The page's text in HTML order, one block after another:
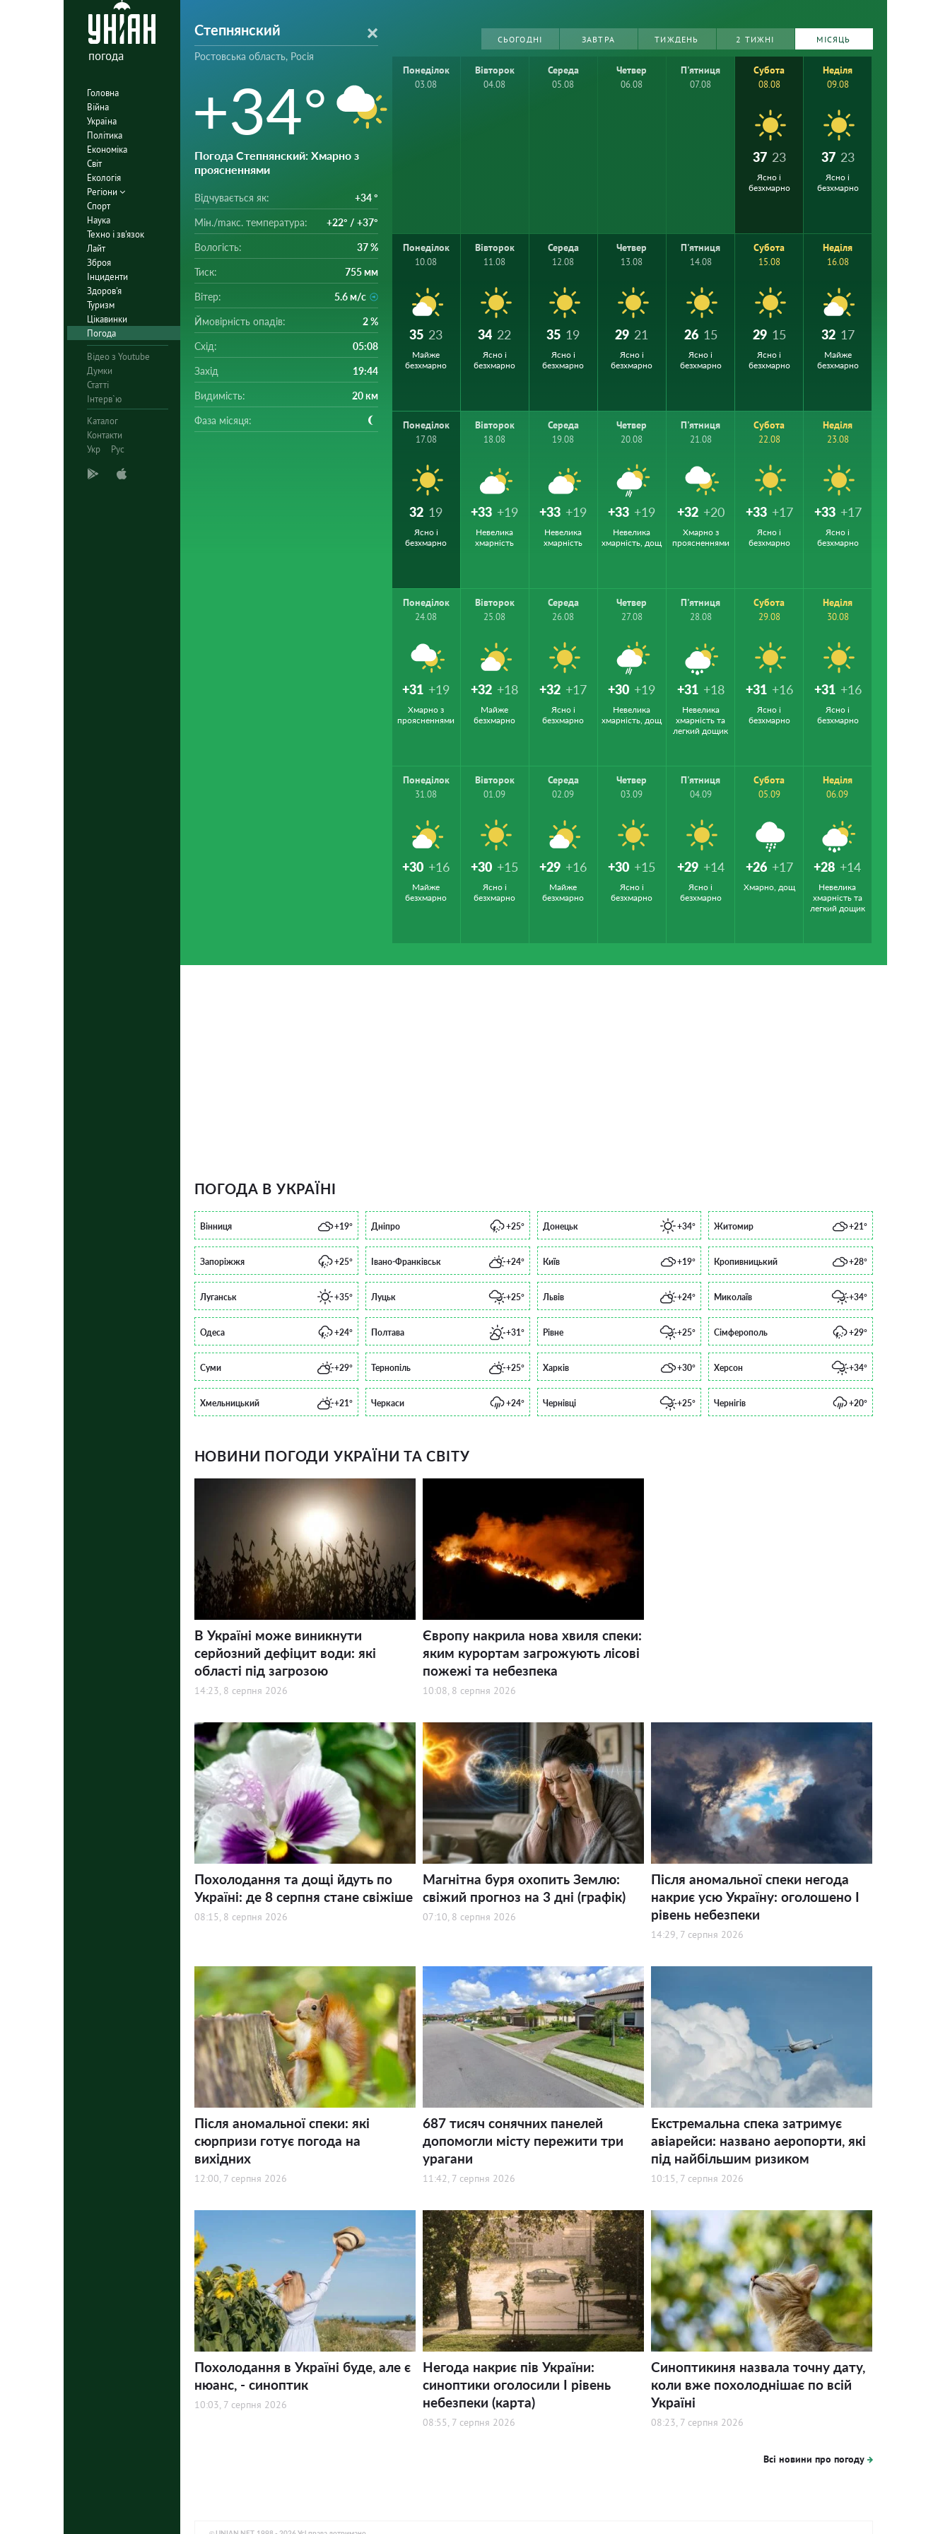
погода
Головна
Війна
Україна
Політика
Економіка
Світ
Екологія
Регіони
Спорт
Наука
Техно і зв'язок
Лайт
Зброя
Інциденти
Здоров'я
Туризм
Цікавинки
Погода
Відео з Youtube
Думки
Статті
Інтерв`ю
Каталог
Контакти
Укр
Рус
Степнянский
Ростовська область, Росія
+34°
Погода Степнянский: Хмарно з
проясненнями
Відчувається як: +34 °
Мін./mакс. температура: +22° / +37°
Вологість: 37 %
Тиск: 755 мм
Вітер: 5.6 м/с
Ймовірність опадів: 2 %
Схід: 05:08
Захід 19:44
Видимість: 20 км
Фаза місяця:
СЬОГОДНІ ЗАВТРА ТИЖДЕНЬ 2 ТИЖНІ МІСЯЦЬ
Понеділок
03.08
Вівторок
04.08
Середа
05.08
Четвер
06.08
П'ятниця
07.08
Субота
08.08
37 23
Ясно і
безхмарно
Неділя
09.08
37 23
Ясно і
безхмарно
Понеділок
10.08
35 23
Майже
безхмарно
Вівторок
11.08
34 22
Ясно і
безхмарно
Середа
12.08
35 19
Ясно і
безхмарно
Четвер
13.08
29 21
Ясно і
безхмарно
П'ятниця
14.08
26 15
Ясно і
безхмарно
Субота
15.08
29 15
Ясно і
безхмарно
Неділя
16.08
32 17
Майже
безхмарно
Понеділок
17.08
32 19
Ясно і
безхмарно
Вівторок
18.08
+33 +19
Невелика
хмарність
Середа
19.08
+33 +19
Невелика
хмарність
Четвер
20.08
+33 +19
Невелика
хмарність, дощ
П'ятниця
21.08
+32 +20
Хмарно з
проясненнями
Субота
22.08
+33 +17
Ясно і
безхмарно
Неділя
23.08
+33 +17
Ясно і
безхмарно
Понеділок
24.08
+31 +19
Хмарно з
проясненнями
Вівторок
25.08
+32 +18
Майже
безхмарно
Середа
26.08
+32 +17
Ясно і
безхмарно
Четвер
27.08
+30 +19
Невелика
хмарність, дощ
П'ятниця
28.08
+31 +18
Невелика
хмарність та
легкий дощик
Субота
29.08
+31 +16
Ясно і
безхмарно
Неділя
30.08
+31 +16
Ясно і
безхмарно
Понеділок
31.08
+30 +16
Майже
безхмарно
Вівторок
01.09
+30 +15
Ясно і
безхмарно
Середа
02.09
+29 +16
Майже
безхмарно
Четвер
03.09
+30 +15
Ясно і
безхмарно
П'ятниця
04.09
+29 +14
Ясно і
безхмарно
Субота
05.09
+26 +17
Хмарно, дощ
Неділя
06.09
+28 +14
Невелика
хмарність та
легкий дощик
ПОГОДА В УКРАЇНІ
Вінниця +19° Дніпро +25° Донецьк +34° Житомир +21°
Запоріжжя +25° Івано-Франківськ +24° Київ +19° Кропивницький +28°
Луганськ +35° Луцьк +25° Львів +24° Миколаїв +34°
Одеса +24° Полтава +31° Рівне +25° Сімферополь +29°
Суми +29° Тернопіль +25° Харків +30° Херсон +34°
Хмельницький +21° Черкаси +24° Чернівці +25° Чернігів +20°
НОВИНИ ПОГОДИ УКРАЇНИ ТА СВІТУ
В Україні може виникнути
серйозний дефіцит води: які
області під загрозою
14:23, 8 серпня 2026
Європу накрила нова хвиля спеки:
яким курортам загрожують лісові
пожежі та небезпека
10:08, 8 серпня 2026
Похолодання та дощі йдуть по
Україні: де 8 серпня стане свіжіше
08:15, 8 серпня 2026
Магнітна буря охопить Землю:
свіжий прогноз на 3 дні (графік)
07:10, 8 серпня 2026
Після аномальної спеки негода
накриє усю Україну: оголошено І
рівень небезпеки
14:29, 7 серпня 2026
Після аномальної спеки: які
сюрпризи готує погода на
вихідних
12:00, 7 серпня 2026
687 тисяч сонячних панелей
допомогли місту пережити три
урагани
11:42, 7 серпня 2026
Екстремальна спека затримує
авіарейси: названо аеропорти, які
під найбільшим ризиком
10:15, 7 серпня 2026
Похолодання в Україні буде, але є
нюанс, - синоптик
10:03, 7 серпня 2026
Негода накриє пів України:
синоптики оголосили І рівень
небезпеки (карта)
08:55, 7 серпня 2026
Синоптикиня назвала точну дату,
коли вже похолоднішає по всій
Україні
08:23, 7 серпня 2026
Всі новини про погоду